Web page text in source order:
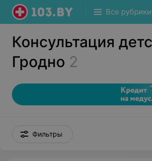
Все рубрики
Консультация
Гродно 2
Фильтры